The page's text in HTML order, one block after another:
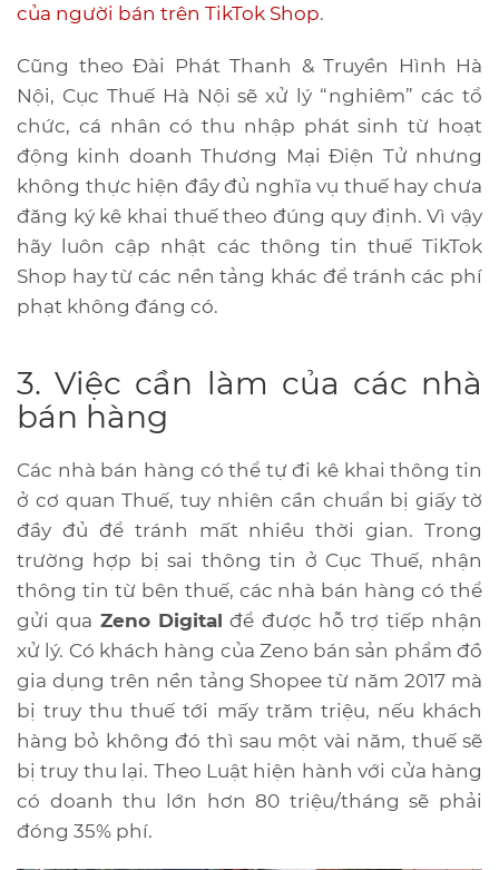
của người bán trên TikTok Shop.
Cũng theo Đài Phát Thanh & Truyền Hình Hà
Nội, Cục Thuế Hà Nội sẽ xử lý “nghiêm” các tổ
chức, cá nhân có thu nhập phát sinh từ hoạt
động kinh doanh Thương Mại Điện Tử nhưng
không thực hiện đầy đủ nghĩa vụ thuế hay chưa
đăng ký kê khai thuế theo đúng quy định. Vì vậy
hãy luôn cập nhật các thông tin thuế TikTok
Shop hay từ các nền tảng khác để tránh các phí
phạt không đáng có.
3. Việc cần làm của các nhà
bán hàng
Các nhà bán hàng có thể tự đi kê khai thông tin
ở cơ quan Thuế, tuy nhiên cần chuẩn bị giấy tờ
đầy đủ để tránh mất nhiều thời gian. Trong
trường hợp bị sai thông tin ở Cục Thuế, nhận
thông tin từ bên thuế, các nhà bán hàng có thể
gửi qua Zeno Digital để được hỗ trợ tiếp nhận
xử lý. Có khách hàng của Zeno bán sản phẩm đồ
gia dụng trên nền tảng Shopee từ năm 2017 mà
bị truy thu thuế tới mấy trăm triệu, nếu khách
hàng bỏ không đó thì sau một vài năm, thuế sẽ
bị truy thu lại. Theo Luật hiện hành với cửa hàng
có doanh thu lớn hơn 80 triệu/tháng sẽ phải
đóng 35% phí.